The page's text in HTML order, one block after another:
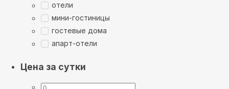
отели
мини-гостиницы
гостевые дома
апарт-отели
Цена за сутки